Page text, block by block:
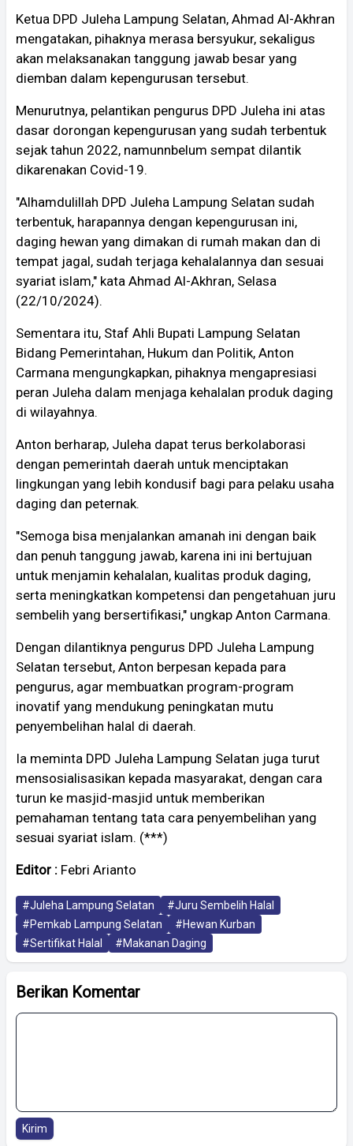
Ketua DPD Juleha Lampung Selatan, Ahmad Al-Akhran
mengatakan, pihaknya merasa bersyukur, sekaligus
akan melaksanakan tanggung jawab besar yang
diemban dalam kepengurusan tersebut.
Menurutnya, pelantikan pengurus DPD Juleha ini atas
dasar dorongan kepengurusan yang sudah terbentuk
sejak tahun 2022, namunnbelum sempat dilantik
dikarenakan Covid-19.
"Alhamdulillah DPD Juleha Lampung Selatan sudah
terbentuk, harapannya dengan kepengurusan ini,
daging hewan yang dimakan di rumah makan dan di
tempat jagal, sudah terjaga kehalalannya dan sesuai
syariat islam," kata Ahmad Al-Akhran, Selasa
(22/10/2024).
Sementara itu, Staf Ahli Bupati Lampung Selatan
Bidang Pemerintahan, Hukum dan Politik, Anton
Carmana mengungkapkan, pihaknya mengapresiasi
peran Juleha dalam menjaga kehalalan produk daging
di wilayahnya.
Anton berharap, Juleha dapat terus berkolaborasi
dengan pemerintah daerah untuk menciptakan
lingkungan yang lebih kondusif bagi para pelaku usaha
daging dan peternak.
"Semoga bisa menjalankan amanah ini dengan baik
dan penuh tanggung jawab, karena ini ini bertujuan
untuk menjamin kehalalan, kualitas produk daging,
serta meningkatkan kompetensi dan pengetahuan juru
sembelih yang bersertifikasi," ungkap Anton Carmana.
Dengan dilantiknya pengurus DPD Juleha Lampung
Selatan tersebut, Anton berpesan kepada para
pengurus, agar membuatkan program-program
inovatif yang mendukung peningkatan mutu
penyembelihan halal di daerah.
Ia meminta DPD Juleha Lampung Selatan juga turut
mensosialisasikan kepada masyarakat, dengan cara
turun ke masjid-masjid untuk memberikan
pemahaman tentang tata cara penyembelihan yang
sesuai syariat islam. (***)
Editor : Febri Arianto
#Juleha Lampung Selatan
#Juru Sembelih Halal
#Pemkab Lampung Selatan
#Hewan Kurban
#Sertifikat Halal
#Makanan Daging
Berikan Komentar
Kirim